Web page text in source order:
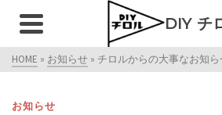
DIY チ
HOME » お知らせ » チロルからの大事なお知ら
お知らせ